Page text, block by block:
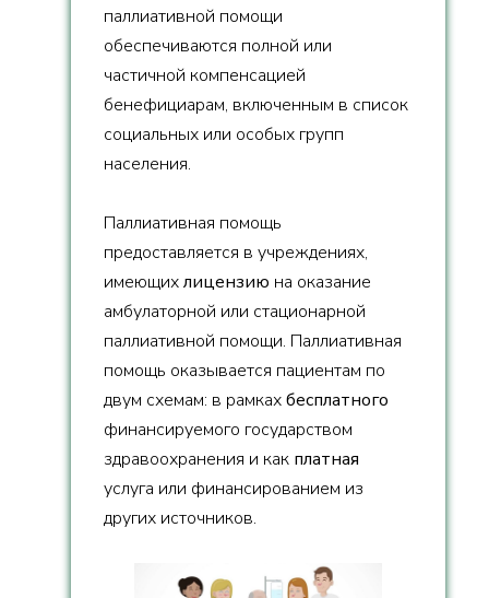
паллиативной помощи
обеспечиваются полной или
частичной компенсацией
бенефициарам, включенным в список
социальных или особых групп
населения.
Паллиативная помощь
предоставляется в учреждениях,
имеющихлицензию на оказание
амбулаторной или стационарной
паллиативной помощи. Паллиативная
помощь оказывается пациентам по
двум схемам: в рамкахбесплатного
финансируемого государством
здравоохранения и как платная
услуга или финансированием из
других источников.